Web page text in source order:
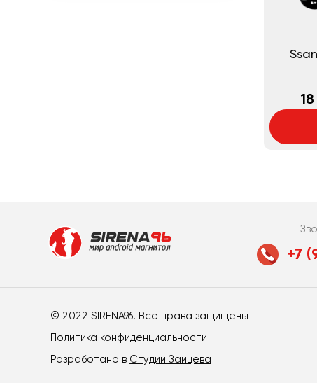
+7
© 2022 SIRENA96. Все права защищены
Политика конфиденциальности
Разработано в Студии Зайцева